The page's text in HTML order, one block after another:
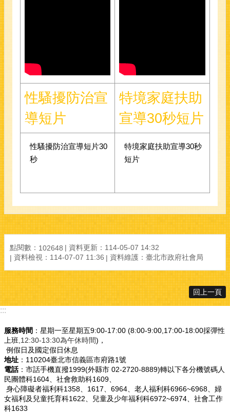
性騷擾防治宣
導短片
特境家庭扶助
宣導30秒短片
性騷擾防治宣導短片30
秒
特境家庭扶助宣導30秒
短片
點閱數： 102648 資料更新： 114-05-07 14:32
資料檢視： 114-07-07 11:36 資料維護： 臺北市政府社會局
回上一頁
:::
服務時間 ：星期一至星期五9:00-17:00 (8:00-9:00,17:00-18:00採彈性
上班 ,12:30-13:30為午休時間)，
例假日及國定假日休息
地址 ：110204臺北市信義區市府路1號
電話：市話手機直撥1999(外縣市 02-2720-8889)轉以下各分機號碼人
民團體科1604、社會救助科1609、
身心障礙者福利科1358、1617、6964、老人福利科6966~6968、婦
女福利及兒童托育科1622、兒童及少年福利科6972~6974、社會工作
科1633